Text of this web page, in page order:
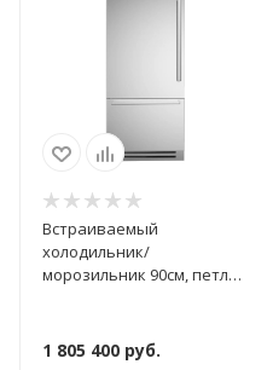
Встраиваемый
холодильник/
морозильник 90см, петли
1 805 400 руб.